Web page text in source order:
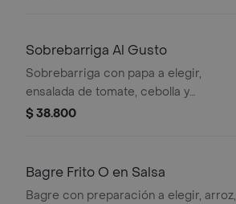
Sobrebarriga Al Gusto
Sobrebarriga con papa a elegir,
ensalada de tomate, cebolla y
lechuga.
$ 38.800
Bagre Frito O en Salsa
Bagre con preparación a elegir, arroz,